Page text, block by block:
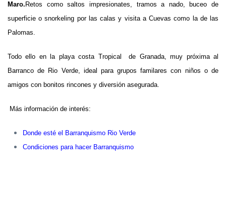
Maro. Retos como saltos impresionates, tramos a nado, buceo de
superficie o snorkeling por las calas y visita a Cuevas como la de las
Palomas.
Todo ello en la playa costa Tropical de Granada, muy próxima al
Barranco de Rio Verde, ideal para grupos familares con niños o de
amigos con bonitos rincones y diversión asegurada.
Más información de interés:
Donde esté el Barranquismo Rio Verde
Condiciones para hacer Barranquismo